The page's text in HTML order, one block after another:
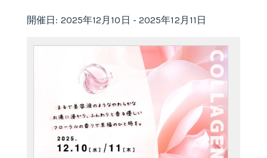
開催日: 2025年12月10日 - 2025年12月11日